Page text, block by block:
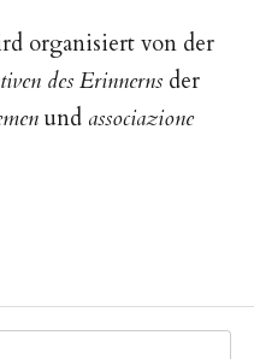
organisiert von der
des Erinnernsder
und associazione